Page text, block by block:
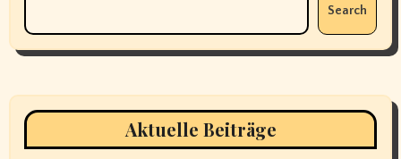
Search
Aktuelle Beiträge